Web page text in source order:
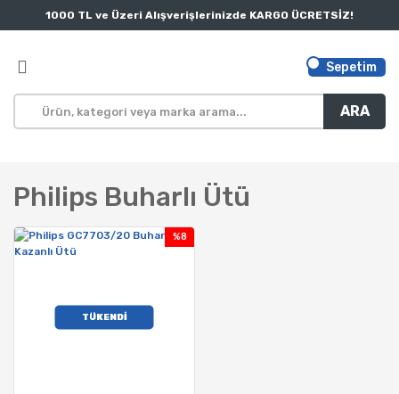
1000 TL ve Üzeri Alışverişlerinizde KARGO ÜCRETSİZ!
ARA
Sepetim
Philips Buharlı Ütü
TÜKENDİ
%8